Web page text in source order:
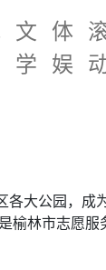
文
学
体
娱
大公园，
榆林市志愿